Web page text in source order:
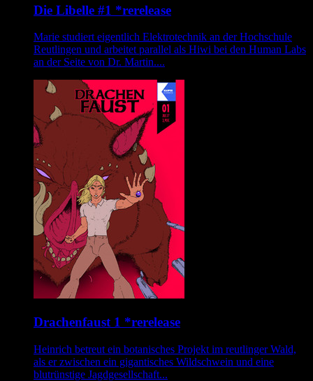
Die Libelle #1 *rerelease
Marie studiert eigentlich Elektrotechnik an der Hochschule
Reutlingen und arbeitet parallel als Hiwi bei den Human Labs
an der Seite von Dr. Martin....
Drachenfaust 1 *rerelease
Heinrich betreut ein botanisches Projekt im reutlinger Wald,
als er zwischen ein gigantisches Wildschwein und eine
blutrünstige Jagdgesellschaft...